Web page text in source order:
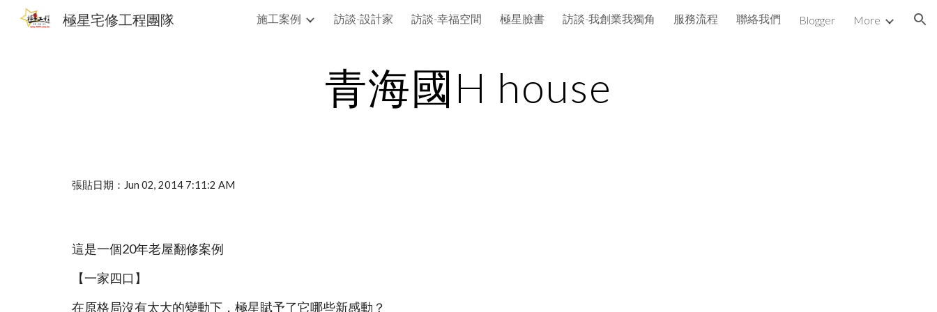
Skip to main content Skip to navigation
極星宅修工程團隊 施工案例 訪談-設計家 訪談-幸福空間 極星臉書 訪談-我創業我獨角 服務流程 聯絡我們 Blogger More
青海國H house
張貼日期：Jun 02, 2014 7:11:2 AM
這是一個20年老屋翻修案例
【一家四口】
在原格局沒有太大的變動下，極星賦予了它哪些新感動？